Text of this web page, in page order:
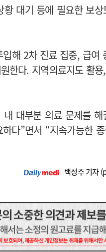
대기 등에 필요한 보
해 2차 진료 집중, 급
한다. 지역의료지도 활
대부분 의료 문제를
다”면서 “지속가능한
백성주 기자 (